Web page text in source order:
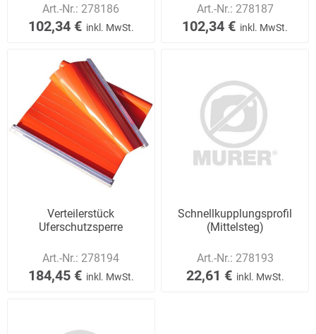
Art.-Nr.: 278186
102,34 € inkl. MwSt.
Art.-Nr.: 278187
102,34 € inkl. MwSt.
Verteilerstück
Uferschutzsperre
Art.-Nr.: 278194
184,45 € inkl. MwSt.
Schnellkupplungsprofil
(Mittelsteg)
Art.-Nr.: 278193
22,61 € inkl. MwSt.